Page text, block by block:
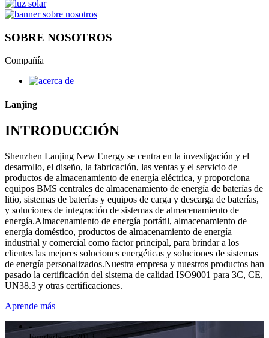
SOBRE NOSOTROS
Compañía
Lanjing
INTRODUCCIÓN
Shenzhen Lanjing New Energy se centra en la investigación y el
desarrollo, el diseño, la fabricación, las ventas y el servicio de
productos de almacenamiento de energía eléctrica, y proporciona
equipos BMS centrales de almacenamiento de energía de baterías de
litio, sistemas de baterías y equipos de carga y descarga de baterías,
y soluciones de integración de sistemas de almacenamiento de
energía.Almacenamiento de energía portátil, almacenamiento de
energía doméstico, productos de almacenamiento de energía
industrial y comercial como factor principal, para brindar a los
clientes las mejores soluciones energéticas y soluciones de sistemas
de energía personalizados.Nuestra empresa y nuestros productos han
pasado la certificación del sistema de calidad ISO9001 para 3C, CE,
UN38.3 y otras certificaciones.
Aprende más
-